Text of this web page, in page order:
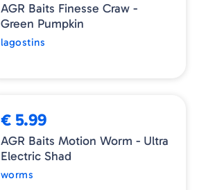
AGR Baits Finesse Craw -
Green Pumpkin
lagostins
€ 5.99
AGR Baits Motion Worm - Ultra
Electric Shad
worms